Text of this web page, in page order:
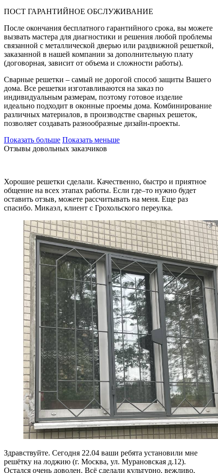
ПОСТ ГАРАНТИЙНОЕ ОБСЛУЖИВАНИЕ
После окончания бесплатного гарантийного срока, вы можете
вызвать мастера для диагностики и решения любой проблемы
связанной с металлической дверью или раздвижной решеткой,
заказанной в нашей компании за дополнительную плату
(договорная, зависит от объема и сложности работы).
Сварные решетки – самый не дорогой способ защиты Вашего
дома. Все решетки изготавливаются на заказ по
индивидуальным размерам, поэтому готовое изделие
идеально подходит в оконные проемы дома. Комбинирование
различных материалов, в производстве сварных решеток,
позволяет создавать разнообразные дизайн-проекты.
Показать больше Показать меньше
Отзывы довольных заказчиков
Хорошие решетки сделали. Качественно, быстро и приятное
общение на всех этапах работы. Если где–то нужно будет
оставить отзыв, можете рассчитывать на меня. Еще раз
спасибо. Микаэл, клиент с Грохольского переулка.
Здравствуйте. Сегодня 22.04 ваши ребята установили мне
решётку на лоджию (г. Москва, ул. Мурановская д.12).
Остался очень доволен. Всё сделали культурно, вежливо,